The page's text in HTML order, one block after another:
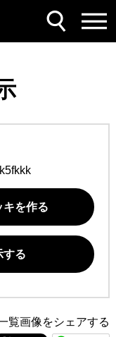
キを作る
する
覧画像をシェアする